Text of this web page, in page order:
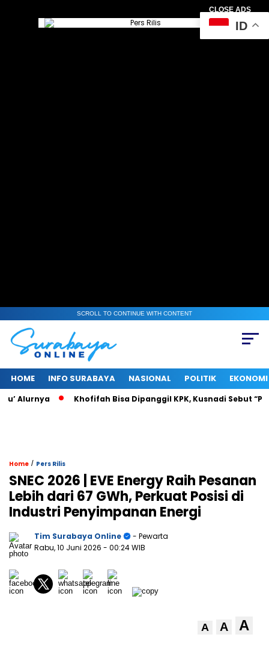
CLOSE ADS
SCROLL TO CONTINUE WITH CONTENT
HOME INFO SURABAYA NASIONAL POLITIK EKONOMI
Khofifah Bisa Dipanggil KPK, Kusnadi Sebut “Pasti
Home / Pers Rilis
SNEC 2026 | EVE Energy Raih Pesanan
Lebih dari 67 GWh, Perkuat Posisi di
Industri Penyimpanan Energi
Tim Surabaya Online
- Pewarta
Rabu, 10 Juni 2026 - 00:24 WIB
A A A
ID